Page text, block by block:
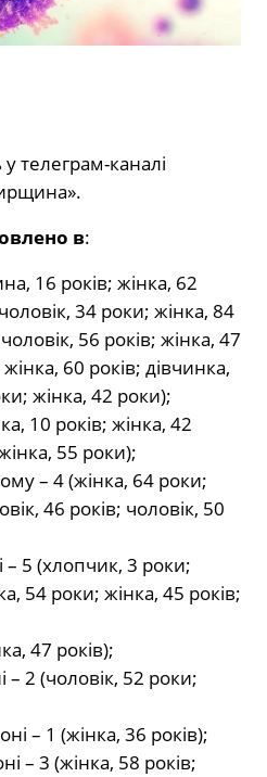
телеграм-каналі
в:
16 років; жінка, 62
34 роки; жінка, 84
56 років; жінка, 47
60 років; дівчинка,
жінка, 42 роки);
10 років; жінка, 42
55 роки);
– 4 (жінка, 64 роки;
46 років; чоловік, 50
– 5 (хлопчик, 3 роки;
54 роки; жінка, 45 років;
47 років);
– 2 (чоловік, 52 роки;
– 1 (жінка, 36 років);
– 3 (жінка, 58 років;